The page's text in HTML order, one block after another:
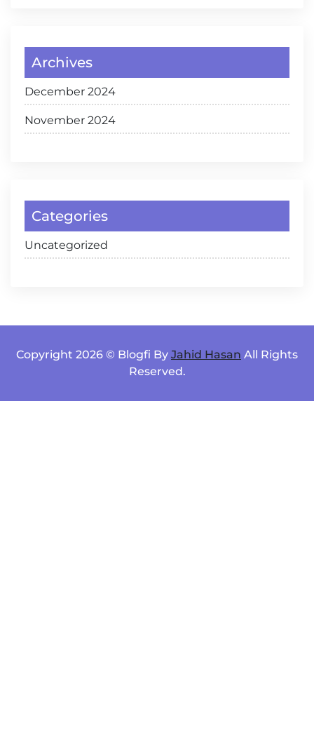
Archives
December 2024
November 2024
Categories
Uncategorized
Copyright 2026 © Blogfi By Jahid Hasan All Rights
Reserved.